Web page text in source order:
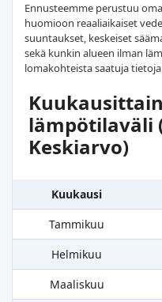
Ennusteemme perustuu
huomioon reaaliaikaiset
suuntaukset, keskeiset
sekä kunkin alueen ilman
lomakohteista saatuja
lämpötilaväli
Keskiarvo)
Kuukausi
Tammikuu
Helmikuu
Maaliskuu